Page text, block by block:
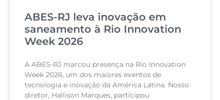
ABES-RJ leva inovação em
saneamento à Rio Innovation
Week 2026
A ABES-RJ marcou presença na Rio Innovation
Week 2026, um dos maiores eventos de
tecnologia e inovação da América Latina. Nosso
diretor, Hallison Marques, participou